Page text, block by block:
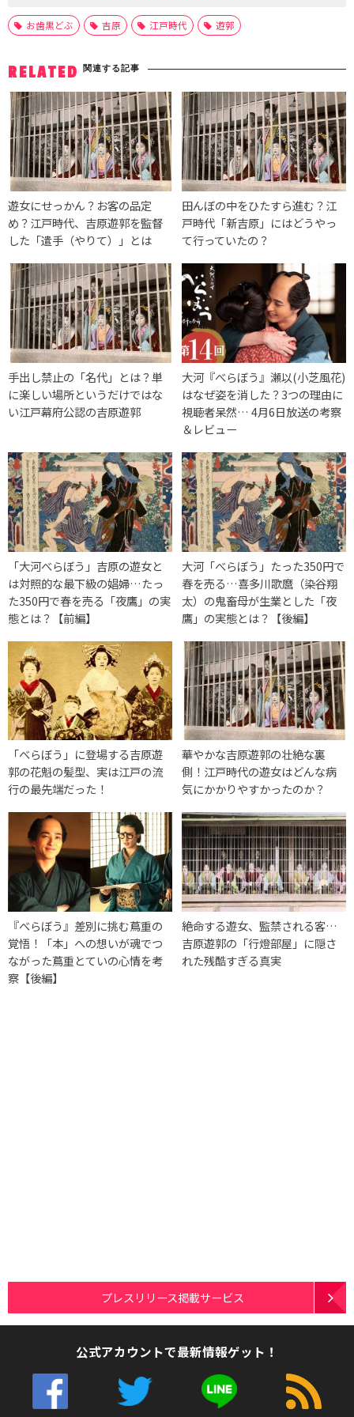
お歯黒どぶ 吉原 江戸時代 遊郭
RELATED 関連する記事
遊女にせっかん？お客の品定
め？江戸時代、吉原遊郭を監督
した「遣手（やりて）」とは
田んぼの中をひたすら進む？江
戸時代「新吉原」にはどうやっ
て行っていたの？
手出し禁止の「名代」とは？単
に楽しい場所というだけではな
い江戸幕府公認の吉原遊郭
大河『べらぼう』瀬以(小芝風花)
はなぜ姿を消した？3つの理由に
視聴者呆然… 4月6日放送の考察
＆レビュー
「大河べらぼう」吉原の遊女と
は対照的な最下級の娼婦…たっ
た350円で春を売る「夜鷹」の実
態とは？【前編】
大河「べらぼう」たった350円で
春を売る…喜多川歌麿（染谷翔
太）の鬼畜母が生業とした「夜
鷹」の実態とは？【後編】
「べらぼう」に登場する吉原遊
郭の花魁の髪型、実は江戸の流
行の最先端だった！
華やかな吉原遊郭の壮絶な裏
側！江戸時代の遊女はどんな病
気にかかりやすかったのか？
『べらぼう』差別に挑む蔦重の
覚悟！「本」への想いが魂でつ
ながった蔦重とていの心情を考
察【後編】
絶命する遊女、監禁される客…
吉原遊郭の「行燈部屋」に隠さ
れた残酷すぎる真実
プレスリリース掲載サービス
公式アカウントで最新情報ゲット！